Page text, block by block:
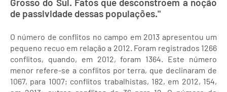
de passividade dessas populações."
O número de conflitos no campo em 2013 apresentou um
pequeno recuo em relação a 2012. Foram registrados 1266
conflitos, quando, em 2012, foram 1364. Este número
menor refere-se a conflitos por terra, que declinaram de
1067, para 1007; conflitos trabalhistas, 182, em 2012, 154,